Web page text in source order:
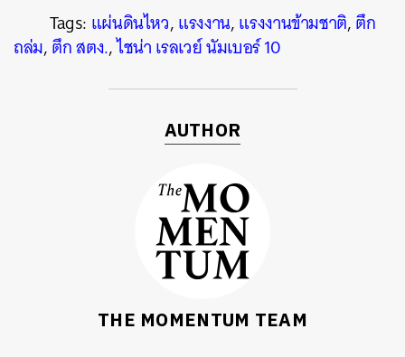
Tags: แผ่นดินไหว,แรงงาน,แรงงานข้ามชาติ,ตึก
ถล่ม,ตึก สตง.,ไชน่า เรลเวย์ นัมเบอร์ 10
AUTHOR
THE MOMENTUM TEAM